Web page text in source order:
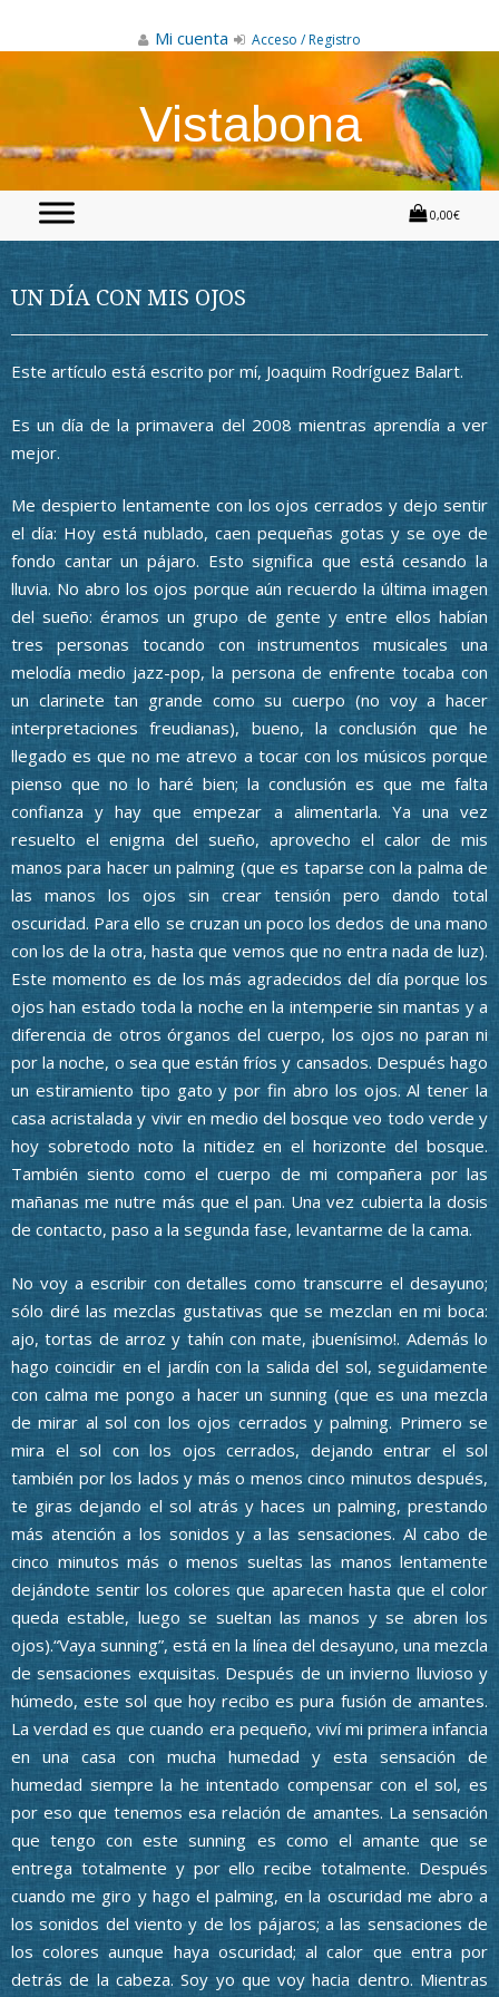
Mi cuenta Acceso / Registro
Vistabona
0,00€
UN DÍA CON MIS OJOS
Este artículo está escrito por mí, Joaquim Rodríguez Balart.
Es un día de la primavera del 2008 mientras aprendía a ver
mejor.
Me despierto lentamente con los ojos cerrados y dejo sentir
el día: Hoy está nublado, caen pequeñas gotas y se oye de
fondo cantar un pájaro. Esto significa que está cesando la
lluvia. No abro los ojos porque aún recuerdo la última imagen
del sueño: éramos un grupo de gente y entre ellos habían
tres personas tocando con instrumentos musicales una
melodía medio jazz-pop, la persona de enfrente tocaba con
un clarinete tan grande como su cuerpo (no voy a hacer
interpretaciones freudianas), bueno, la conclusión que he
llegado es que no me atrevo a tocar con los músicos porque
pienso que no lo haré bien; la conclusión es que me falta
confianza y hay que empezar a alimentarla. Ya una vez
resuelto el enigma del sueño, aprovecho el calor de mis
manos para hacer un palming (que es taparse con la palma de
las manos los ojos sin crear tensión pero dando total
oscuridad. Para ello se cruzan un poco los dedos de una mano
con los de la otra, hasta que vemos que no entra nada de luz).
Este momento es de los más agradecidos del día porque los
ojos han estado toda la noche en la intemperie sin mantas y a
diferencia de otros órganos del cuerpo, los ojos no paran ni
por la noche, o sea que están fríos y cansados. Después hago
un estiramiento tipo gato y por fin abro los ojos. Al tener la
casa acristalada y vivir en medio del bosque veo todo verde y
hoy sobretodo noto la nitidez en el horizonte del bosque.
También siento como el cuerpo de mi compañera por las
mañanas me nutre más que el pan. Una vez cubierta la dosis
de contacto, paso a la segunda fase, levantarme de la cama.
No voy a escribir con detalles como transcurre el desayuno;
sólo diré las mezclas gustativas que se mezclan en mi boca:
ajo, tortas de arroz y tahín con mate, ¡buenísimo!. Además lo
hago coincidir en el jardín con la salida del sol, seguidamente
con calma me pongo a hacer un sunning (que es una mezcla
de mirar al sol con los ojos cerrados y palming. Primero se
mira el sol con los ojos cerrados, dejando entrar el sol
también por los lados y más o menos cinco minutos después,
te giras dejando el sol atrás y haces un palming, prestando
más atención a los sonidos y a las sensaciones. Al cabo de
cinco minutos más o menos sueltas las manos lentamente
dejándote sentir los colores que aparecen hasta que el color
queda estable, luego se sueltan las manos y se abren los
ojos).“Vaya sunning”, está en la línea del desayuno, una mezcla
de sensaciones exquisitas. Después de un invierno lluvioso y
húmedo, este sol que hoy recibo es pura fusión de amantes.
La verdad es que cuando era pequeño, viví mi primera infancia
en una casa con mucha humedad y esta sensación de
humedad siempre la he intentado compensar con el sol, es
por eso que tenemos esa relación de amantes. La sensación
que tengo con este sunning es como el amante que se
entrega totalmente y por ello recibe totalmente. Después
cuando me giro y hago el palming, en la oscuridad me abro a
los sonidos del viento y de los pájaros; a las sensaciones de
los colores aunque haya oscuridad; al calor que entra por
detrás de la cabeza. Soy yo que voy hacia dentro. Mientras